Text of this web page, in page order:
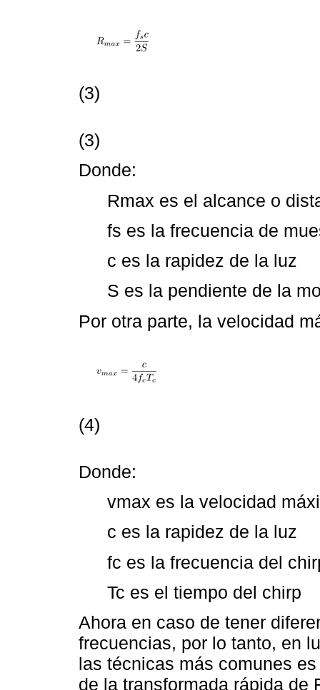
(3)
(3)
Donde:
Rmax es el alcance o
fs es la frecuencia de
c es la rapidez de la luz
S es la pendiente de la
Por otra parte, la velocidad
(4)
Donde:
vmax es la velocidad
c es la rapidez de la luz
fc es la frecuencia del
Tc es el tiempo del chirp
Ahora en caso de tener
frecuencias, por lo tanto, en
las técnicas más comunes
de la transformada rápida de